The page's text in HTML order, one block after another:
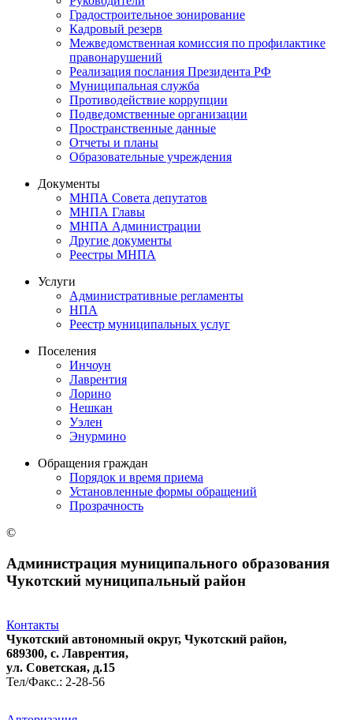
Градостроительное зонирование
Кадровый резерв
Межведомственная комиссия по профилактике
правонарушений
Реализация послания Президента РФ
Муниципальная служба
Противодействие коррупции
Подведомственные организации
Пространственные данные
Отчеты и планы
Образовательные учреждения
Документы
МНПА Совета депутатов
МНПА Главы
МНПА Администрации
Другие документы
Реестры МНПА
Услуги
Административные регламенты
НПА
Реестр муниципальных услуг
Поселения
Инчоун
Лаврентия
Лорино
Нешкан
Уэлен
Энурмино
Обращения граждан
Порядок и время приема
Установленные формы обращений
Прозрачность
©
Администрация муниципального образования
Чукотский муниципальный район
Контакты
Чукотский автономный округ, Чукотский район,
689300, с. Лаврентия,
ул. Советская, д.15
Тел/Факс.: 2-28-56